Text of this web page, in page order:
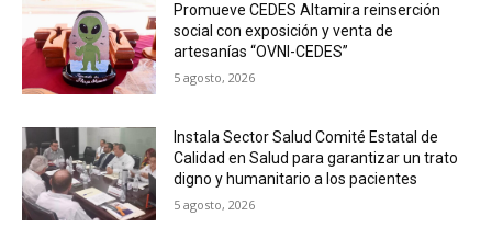
Promueve CEDES Altamira reinserción
social con exposición y venta de
artesanías “OVNI-CEDES”
5 agosto, 2026
Instala Sector Salud Comité Estatal de
Calidad en Salud para garantizar un trato
digno y humanitario a los pacientes
5 agosto, 2026